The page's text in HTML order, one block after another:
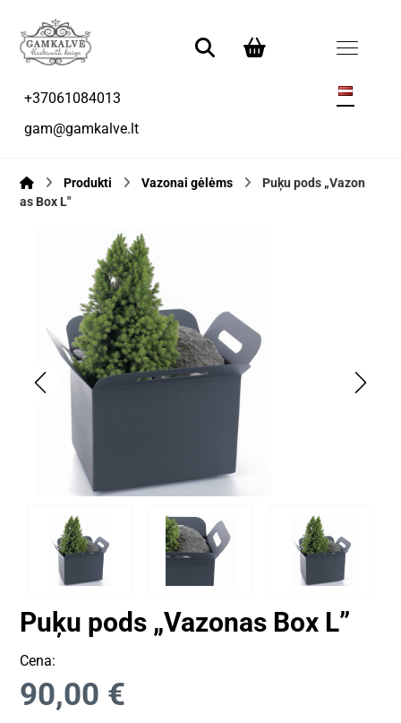
+37061084013
gam@gamkalve.lt
Produkti Vazonai gėlėms
Puķu pods „Vazon
as Box L"
Puķu pods „Vazonas Box L”
Cena:
90,00 €